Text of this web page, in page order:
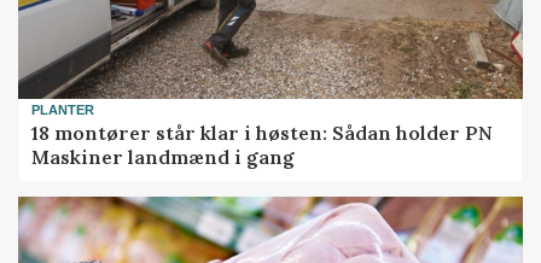
PLANTER
18 montører står klar i høsten: Sådan holder PN
Maskiner landmænd i gang